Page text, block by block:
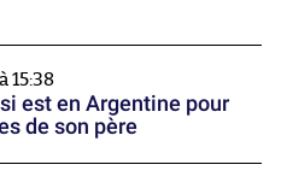
15:38
est en Argentine pour
de son père